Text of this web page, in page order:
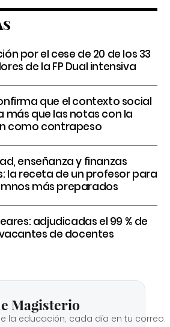
por el cese de 20 de los 33
de la FP Dual intensiva
que el contexto social
más que las notas con la
como contrapeso
enseñanza y finanzas
la receta de un profesor para
más preparados
adjudicadas el 99 % de
de docentes
Magisterio
la educación, cada día en tu correo.